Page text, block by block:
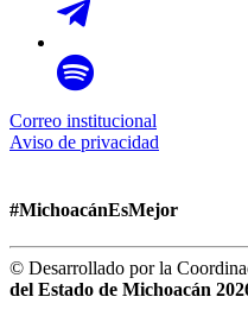
Correo institucional
Aviso de privacidad
#MichoacánEsMejor
© Desarrollado por la
del Estado de Michoacán